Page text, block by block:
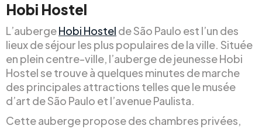
Hobi Hostel
L’aubergeHobi Hostel de São Paulo est l’un des
lieux de séjour les plus populaires de la ville. Située
en plein centre-ville, l’auberge de jeunesse Hobi
Hostel se trouve à quelques minutes de marche
des principales attractions telles que le musée
d’art de São Paulo et l’avenue Paulista.
Cette auberge propose des chambres privées,